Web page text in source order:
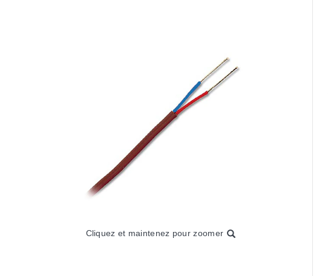
Cliquez et maintenez pour zoomer